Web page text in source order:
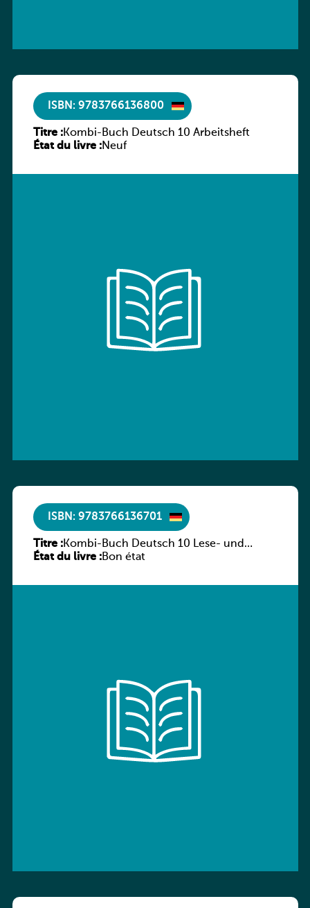
ISBN: 9783766136800
Titre :Kombi-Buch Deutsch 10 Arbeitsheft
État du livre :Neuf
ISBN: 9783766136701
Titre :Kombi-Buch Deutsch 10 Lese- und
Sprachbuch
État du livre :Bon état